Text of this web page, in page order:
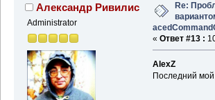
Александр Ривилис
Administrator
Re:
« Ответ #13 :
AlexZ
Последний